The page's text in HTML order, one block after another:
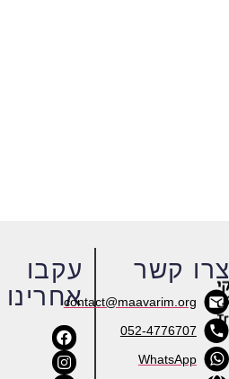
עקבו
אחרינו
צרו קשר
contact@maavarim.org
052-4776707
WhatsApp